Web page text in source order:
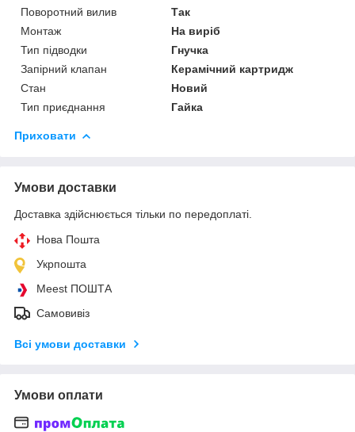
Поворотний вилив
Так
Монтаж
На виріб
Тип підводки
Гнучка
Запірний клапан
Керамічний картридж
Стан
Новий
Тип приєднання
Гайка
Приховати
Умови доставки
Доставка здійснюється тільки по передоплаті.
Нова Пошта
Укрпошта
Meest ПОШТА
Самовивіз
Всі умови доставки
Умови оплати